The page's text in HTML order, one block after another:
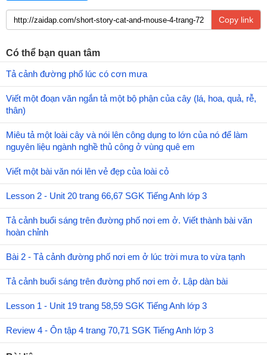
Copy link
Có thể bạn quan tâm
Tả cảnh đường phố lúc có cơn mưa
Viết một đoạn văn ngắn tả một bộ phận của cây (lá, hoa, quả, rễ,
thân)
Miêu tả một loài cây và nói lên công dụng to lớn của nó để làm
nguyên liệu ngành nghề thủ công ở vùng quê em
Viết một bài văn nói lên vẻ đẹp của loài cỏ
Lesson 2 - Unit 20 trang 66,67 SGK Tiếng Anh lớp 3
Tả cảnh buổi sáng trên đường phố nơi em ở. Viết thành bài văn
hoàn chỉnh
Bài 2 - Tả cảnh đường phố nơi em ở lúc trời mưa to vừa tạnh
Tả cảnh buổi sáng trên đường phố nơi em ở. Lập dàn bài
Lesson 1 - Unit 19 trang 58,59 SGK Tiếng Anh lớp 3
Review 4 - Ôn tập 4 trang 70,71 SGK Tiếng Anh lớp 3